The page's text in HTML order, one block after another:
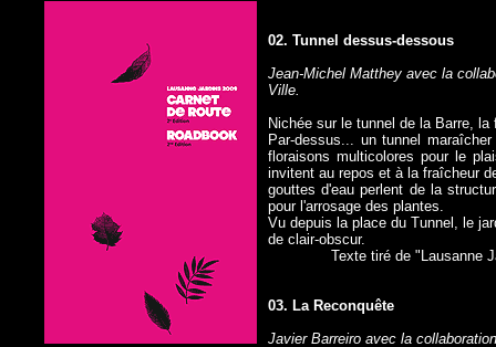
02. Tunnel dessus-dessous
Jean-Michel Matthey avec la
Ville.
Nichée sur le tunnel de la Barre,
Par-dessus... un tunnel
floraisons multicolores pour le
invitent au repos et à la fraîcheur
gouttes d'eau perlent de la
pour l'arrosage des plantes.
Vu depuis la place du Tunnel, le
de clair-obscur.
Texte tiré de "Lausanne
03. La Reconquête
Javier Barreiro avec la